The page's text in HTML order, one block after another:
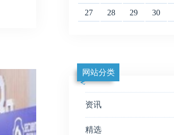
27 28 29 30
网站分类
资讯
精选